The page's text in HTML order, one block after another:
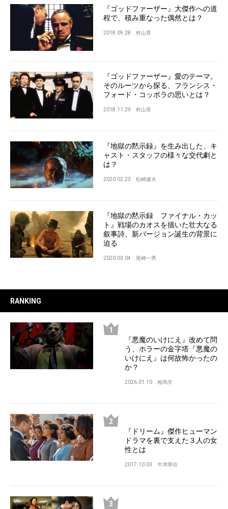
『ゴッドファーザー』大傑作への道
程で、積み重なった偶然とは？
2018.09.28 村山章
『ゴッドファーザー』愛のテーマ。
そのルーツから探る、フランシス・
フォード・コッポラの思いとは？
2018.11.29 村山章
『地獄の黙示録』を生み出した、キ
ャスト・スタッフの様々な交代劇と
は？
2020.02.23 松崎健夫
『地獄の黙示録 ファイナル・カッ
ト』戦場のカオスを描いた壮大なる
叙事詩、新バージョン誕生の背景に
迫る
2020.03.04 尾崎一男
RANKING
『悪魔のいけにえ』改めて問
う、ホラーの金字塔『悪魔の
いけにえ』は何故怖かったの
か？
2026.01.10 相馬学
『ドリーム』傑作ヒューマン
ドラマを裏で支えた３人の女
性とは
2017.10.03 牛津厚信